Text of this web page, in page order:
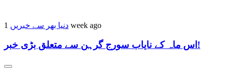
دنیا بھر سے خبریں 1 week ago
اس ماہ کے نایاب سورج گرہن سے متعلق بڑی خبر!